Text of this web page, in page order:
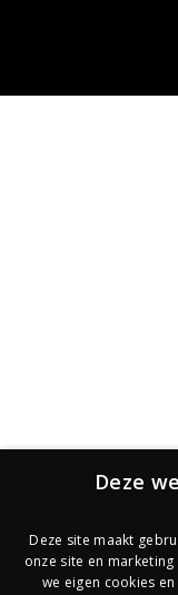
Deze
Deze site maakt
onze site en
we eigen cookies